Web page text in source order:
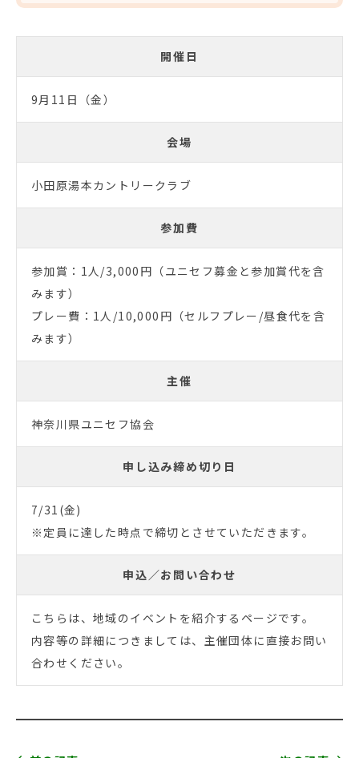
開催日
9月11日（金）
会場
小田原湯本カントリークラブ
参加費
参加賞：1人/3,000円（ユニセフ募金と参加賞代を含
みます）
プレー費：1人/10,000円（セルフプレー/昼食代を含
みます）
主催
神奈川県ユニセフ協会
申し込み締め切り日
7/31(金)
※定員に達した時点で締切とさせていただきます。
申込／お問い合わせ
こちらは、地域のイベントを紹介するページです。
内容等の詳細につきましては、主催団体に直接お問い
合わせください。